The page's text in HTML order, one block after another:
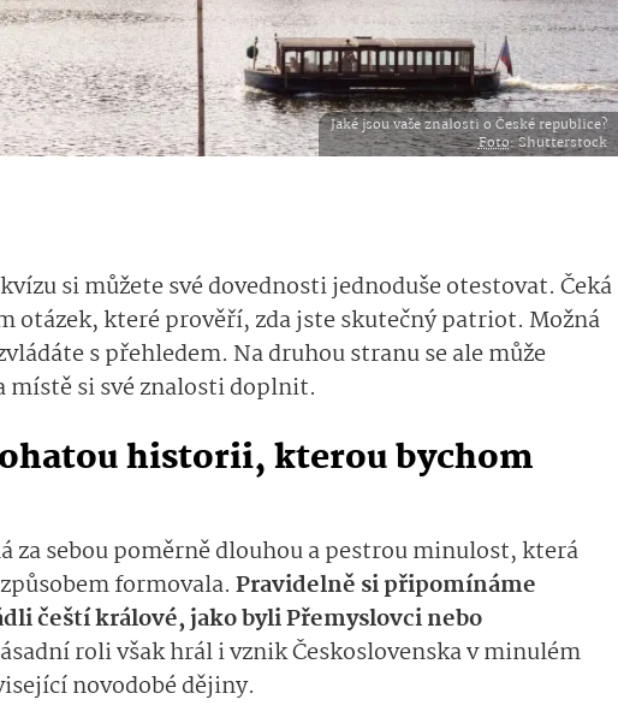
Jaké jsou vaše znalosti o České republice?
Foto: Shutterstock
si můžete své dovednosti jednoduše otestovat. Čeká
otázek, které prověří, zda jste skutečný patriot. Možná
s přehledem. Na druhou stranu se ale může
místě si své znalosti doplnit.
historii, kterou bychom
za sebou poměrně dlouhou a pestrou minulost, která
formovala. Pravidelně si připomínáme
čeští králové, jako byli Přemyslovci nebo
roli však hrál i vznik Československa v minulém
novodobé dějiny.